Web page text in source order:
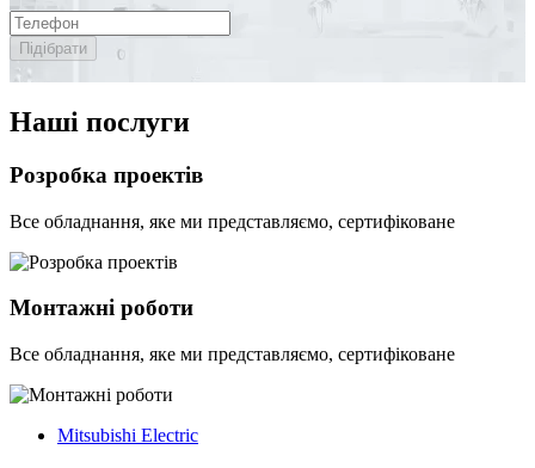
Підібрати
Наші послуги
Розробка проектів
Все обладнання, яке ми представляємо, сертифіковане
Монтажні роботи
Все обладнання, яке ми представляємо, сертифіковане
Mitsubishi Electric